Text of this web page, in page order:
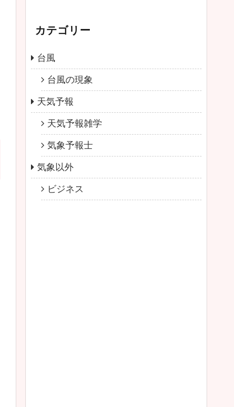
カテゴリー
台風
台風の現象
天気予報
天気予報雑学
気象予報士
気象以外
ビジネス